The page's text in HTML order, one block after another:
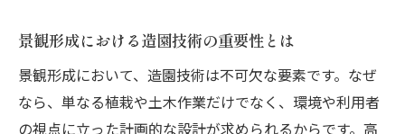
ク
自然素材を活用した造園が景観に与える効
果
景観形成における造園技術の重要性とは
景観形成において、造園技術は不可欠な要素です。なぜ
なら、単なる植栽や土木作業だけでなく、環境や利用者
の視点に立った計画的な設計が求められるからです。高